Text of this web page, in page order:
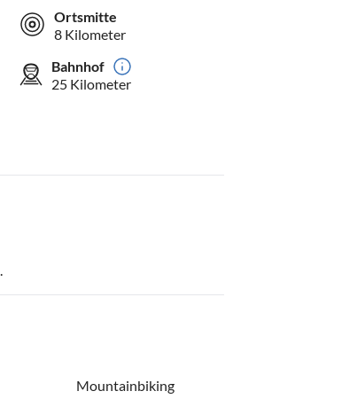
Ortsmitte
8 Kilometer
Bahnhof
25 Kilometer
Mountainbiking